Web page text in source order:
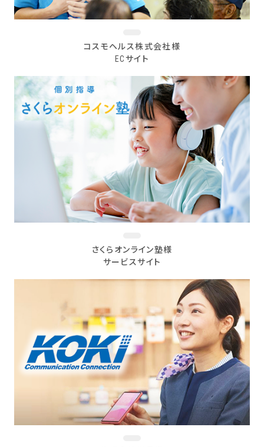
コスモヘルス株式会社様
ECサイト
さくらオンライン塾様
サービスサイト